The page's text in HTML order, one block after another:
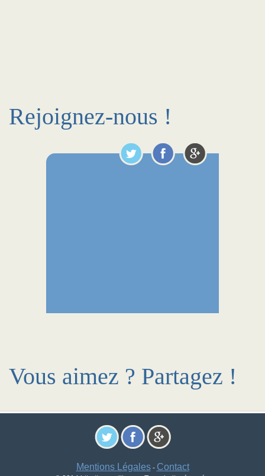
Rejoignez-nous !
Vous aimez ? Partagez !
Mentions Légales- Contact